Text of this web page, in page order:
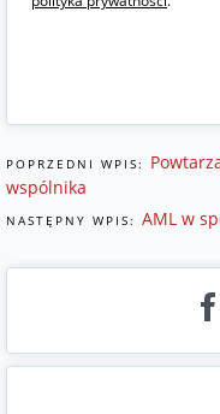
POPRZEDNI WPIS:
wspólnika
NASTĘPNY WPIS: AML w